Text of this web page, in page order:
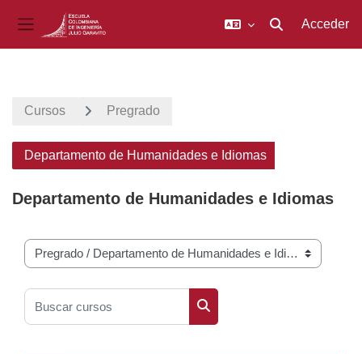
Panel lateral Selector de
Acceder
Cursos Pregrado
Departamento de Humanidades e Idiomas
Departamento de Humanidades e Idiomas
Categorías
Buscar cursos
Buscar cursos